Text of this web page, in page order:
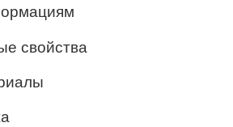
свойства